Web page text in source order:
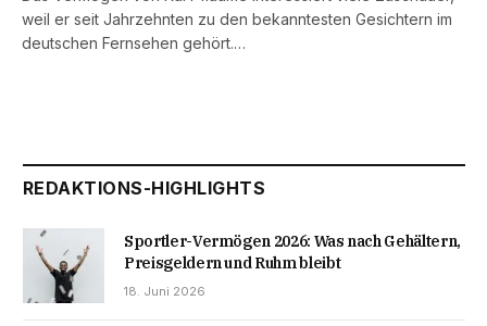
weil er seit Jahrzehnten zu den bekanntesten Gesichtern im
deutschen Fernsehen gehört.…
REDAKTIONS-HIGHLIGHTS
Sportler-Vermögen 2026: Was nach Gehältern,
Preisgeldern und Ruhm bleibt
18. Juni 2026